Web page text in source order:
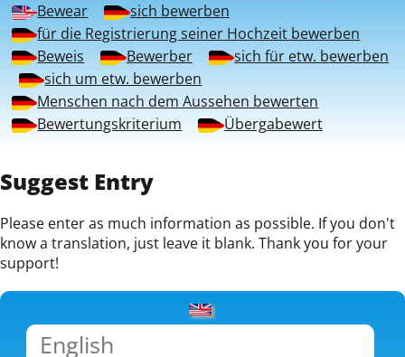
Bewear
sich bewerben
für die Registrierung seiner Hochzeit bewerben
Beweis
Bewerber
sich für etw. bewerben
sich um etw. bewerben
Menschen nach dem Aussehen bewerten
Bewertungskriterium
Übergabewert
Suggest Entry
Please enter as much information as possible. If you don't
know a translation, just leave it blank. Thank you for your
support!